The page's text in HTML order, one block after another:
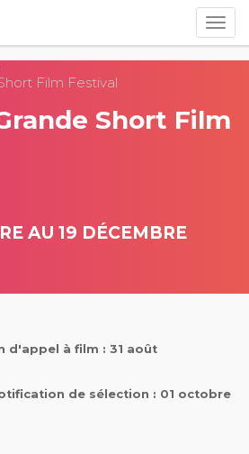
Film Festival
Short Film
AU 19 DÉCEMBRE
d'appel à film : 31 août
de sélection : 01 octobre